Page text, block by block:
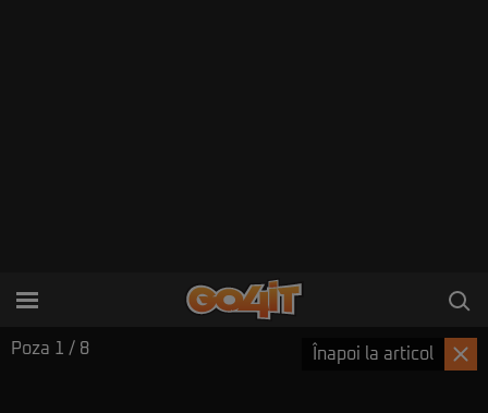
Poza 1 / 8 Înapoi la articol